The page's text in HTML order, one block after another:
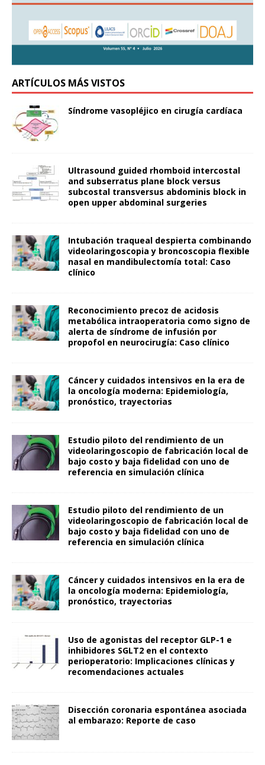
ARTÍCULOS MÁS VISTOS
Síndrome vasopléjico en cirugía cardíaca
Ultrasound guided rhomboid intercostal
and subserratus plane block versus
subcostal transversus abdominis block in
open upper abdominal surgeries
Intubación traqueal despierta combinando
videolaringoscopia y broncoscopia flexible
nasal en mandibulectomía total: Caso
clínico
Reconocimiento precoz de acidosis
metabólica intraoperatoria como signo de
alerta de síndrome de infusión por
propofol en neurocirugía: Caso clínico
Cáncer y cuidados intensivos en la era de
la oncología moderna: Epidemiología,
pronóstico, trayectorias
Estudio piloto del rendimiento de un
videolaringoscopio de fabricación local de
bajo costo y baja fidelidad con uno de
referencia en simulación clínica
Estudio piloto del rendimiento de un
videolaringoscopio de fabricación local de
bajo costo y baja fidelidad con uno de
referencia en simulación clínica
Cáncer y cuidados intensivos en la era de
la oncología moderna: Epidemiología,
pronóstico, trayectorias
Uso de agonistas del receptor GLP-1 e
inhibidores SGLT2 en el contexto
perioperatorio: Implicaciones clínicas y
recomendaciones actuales
Disección coronaria espontánea asociada
al embarazo: Reporte de caso